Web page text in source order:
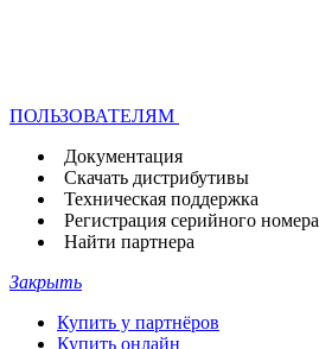
ПОЛЬЗОВАТЕЛЯМ
Документация
Скачать дистрибутивы
Техническая поддержка
Регистрация серийного номера
Найти партнера
Закрыть
Купить у партнёров
Купить онлайн